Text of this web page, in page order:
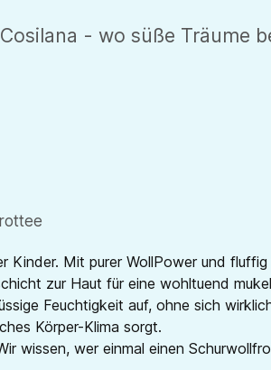
- wo süße Träume
Kinder. Mit purer WollPower und
zur Haut für eine wohltuend
Feuchtigkeit auf, ohne sich
Körper-Klima sorgt.
wissen, wer einmal einen